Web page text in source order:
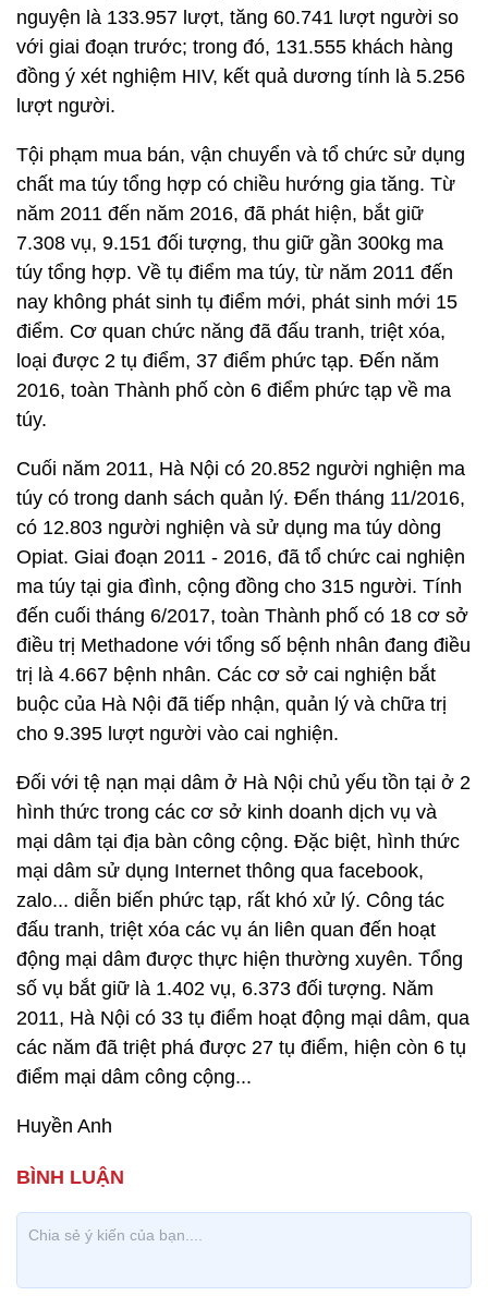
nguyện là 133.957 lượt, tăng 60.741 lượt người so
với giai đoạn trước; trong đó, 131.555 khách hàng
đồng ý xét nghiệm HIV, kết quả dương tính là 5.256
lượt người.
Tội phạm mua bán, vận chuyển và tổ chức sử dụng
chất ma túy tổng hợp có chiều hướng gia tăng. Từ
năm 2011 đến năm 2016, đã phát hiện, bắt giữ
7.308 vụ, 9.151 đối tượng, thu giữ gần 300kg ma
túy tổng hợp. Về tụ điểm ma túy, từ năm 2011 đến
nay không phát sinh tụ điểm mới, phát sinh mới 15
điểm. Cơ quan chức năng đã đấu tranh, triệt xóa,
loại được 2 tụ điểm, 37 điểm phức tạp. Đến năm
2016, toàn Thành phố còn 6 điểm phức tạp về ma
túy.
Cuối năm 2011, Hà Nội có 20.852 người nghiện ma
túy có trong danh sách quản lý. Đến tháng 11/2016,
có 12.803 người nghiện và sử dụng ma túy dòng
Opiat. Giai đoạn 2011 - 2016, đã tổ chức cai nghiện
ma túy tại gia đình, cộng đồng cho 315 người. Tính
đến cuối tháng 6/2017, toàn Thành phố có 18 cơ sở
điều trị Methadone với tổng số bệnh nhân đang điều
trị là 4.667 bệnh nhân. Các cơ sở cai nghiện bắt
buộc của Hà Nội đã tiếp nhận, quản lý và chữa trị
cho 9.395 lượt người vào cai nghiện.
Đối với tệ nạn mại dâm ở Hà Nội chủ yếu tồn tại ở 2
hình thức trong các cơ sở kinh doanh dịch vụ và
mại dâm tại địa bàn công cộng. Đặc biệt, hình thức
mại dâm sử dụng Internet thông qua facebook,
zalo... diễn biến phức tạp, rất khó xử lý. Công tác
đấu tranh, triệt xóa các vụ án liên quan đến hoạt
động mại dâm được thực hiện thường xuyên. Tổng
số vụ bắt giữ là 1.402 vụ, 6.373 đối tượng. Năm
2011, Hà Nội có 33 tụ điểm hoạt động mại dâm, qua
các năm đã triệt phá được 27 tụ điểm, hiện còn 6 tụ
điểm mại dâm công cộng...
Huyền Anh